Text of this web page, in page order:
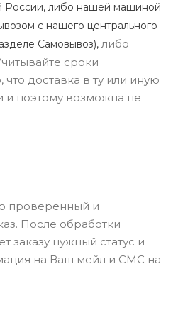
России, либо нашей машиной
с нашего центрального
Самовывоз), либо
сроки
что доставка в ту или иную
и поэтому возможна не
проверенный и
После обработки
заказу нужный статус и
на Ваш мейл и СМС на